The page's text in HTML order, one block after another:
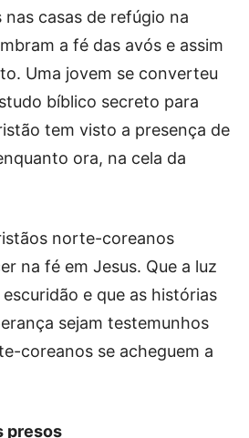
casas de refúgio na
a fé das avós e assim
Uma jovem se converteu
bíblico secreto para
tem visto a presença de
ora, na cela da
norte-coreanos
na fé em Jesus. Que a luz
e que as histórias
sejam testemunhos
coreanos se acheguem a
presos